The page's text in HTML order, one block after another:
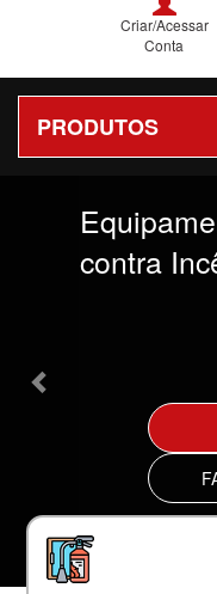
Criar/Acessar
Conta
PRODUTOS
contra